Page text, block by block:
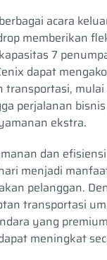
acara
memberikan
7
dapat
transportasi, mulai
perjalanan
ekstra.
dan
menjadi
pelanggan.
transportasi
yang
meningkat